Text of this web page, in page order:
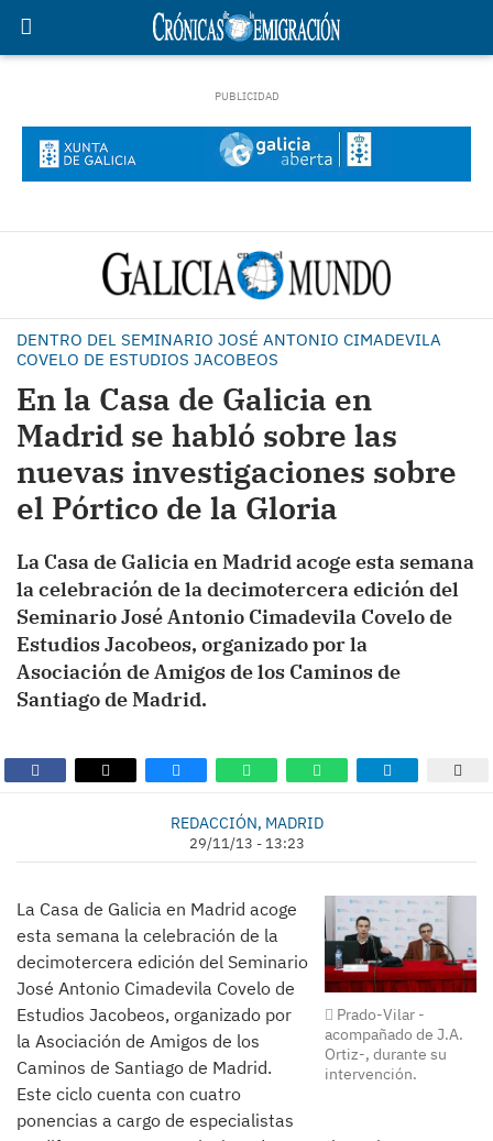
DENTRO DEL SEMINARIO JOSÉ ANTONIO CIMADEVILA
COVELO DE ESTUDIOS JACOBEOS
En la Casa de Galicia en
Madrid se habló sobre las
nuevas investigaciones sobre
el Pórtico de la Gloria
La Casa de Galicia en Madrid acoge esta semana
la celebración de la decimotercera edición del
Seminario José Antonio Cimadevila Covelo de
Estudios Jacobeos, organizado por la
Asociación de Amigos de los Caminos de
Santiago de Madrid.
REDACCIÓN, MADRID
29/11/13 - 13:23
Prado-Vilar -
acompañado de J.A.
Ortiz-, durante su
intervención.
La Casa de Galicia en Madrid acoge
esta semana la celebración de la
decimotercera edición del Seminario
José Antonio Cimadevila Covelo de
Estudios Jacobeos, organizado por
la Asociación de Amigos de los
Caminos de Santiago de Madrid.
Este ciclo cuenta con cuatro
ponencias a cargo de especialistas